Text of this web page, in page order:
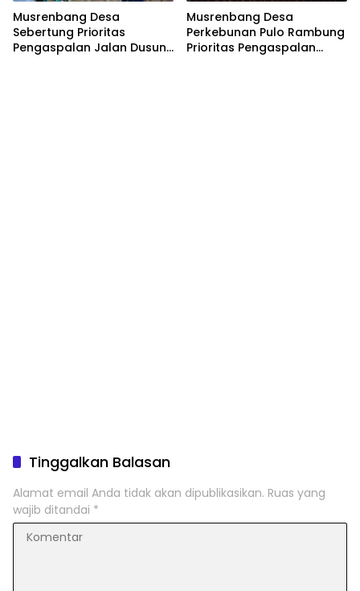
Musrenbang Desa
Sebertung Prioritas
Pengaspalan Jalan Dusun
Musrenbang Desa
Perkebunan Pulo Rambung
Prioritas Pengaspalan
Tinggalkan Balasan
Alamat email Anda tidak akan dipublikasikan. Ruas yang
wajib ditandai *